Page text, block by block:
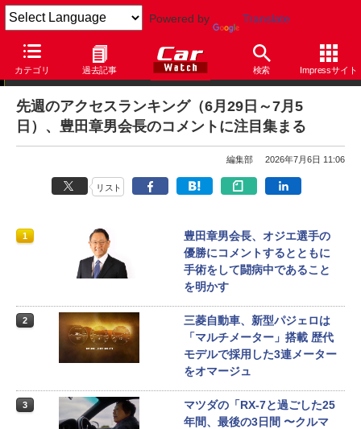
Powered by Translate
カテゴリ 過去記事 検索 Impressサイト
アクセスランキング
先週のアクセスランキング（6月29日～7月5
日）、豊田章男会長のコメントに注目集まる
編集部 2026年7月6日 11:06
リスト
1
豊田章男会長、オジエ選手の
優勝にコメントするとともに
手術をして闘病中であること
を明かす
2
三菱自動車、新型パジェロは
「マルチメーター」搭載 歴代
モデルで採用した3連メーター
をオマージュ
3
マツダの「RX-7と過ごした25
年間、最後の3日間 〜クルマ